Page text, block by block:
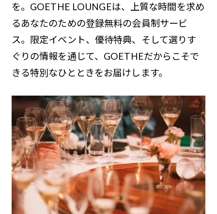
を。GOETHE LOUNGEは、上質な時間を求め
るあなたのための登録無料の会員制サービ
ス。限定イベント、優待特典、そして選りす
ぐりの情報を通じて、GOETHEだからこそで
きる特別なひとときをお届けします。